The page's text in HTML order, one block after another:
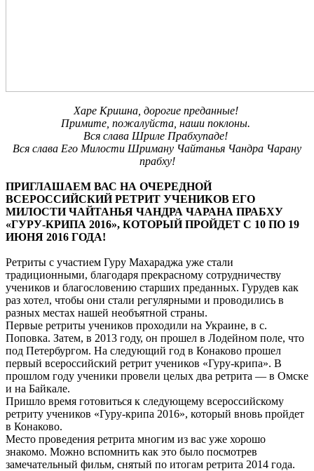
Харе Кришна, дорогие преданные!
Примите, пожалуйста, наши поклоны.
Вся слава Шриле Прабхупаде!
Вся слава Его Милости Шриману Чайтанья Чандра Чарану
прабху!
ПРИГЛАШАЕМ ВАС НА ОЧЕРЕДНОЙ
ВСЕРОССИЙСКИЙ РЕТРИТ УЧЕНИКОВ ЕГО
МИЛОСТИ ЧАЙТАНЬЯ ЧАНДРА ЧАРАНА ПРАБХУ
«ГУРУ-КРИПА 2016», КОТОРЫЙ ПРОЙДЕТ С 10 ПО 19
ИЮНЯ 2016 ГОДА!
Ретриты с участием Гуру Махараджа уже стали
традиционными, благодаря прекрасному сотрудничеству
учеников и благословению старших преданных. Гурудев как
раз хотел, чтобы они стали регулярными и проводились в
разных местах нашей необъятной страны.
Первые ретриты учеников проходили на Украине, в с.
Поповка. Затем, в 2013 году, он прошел в Лодейном поле, что
под Петербургом. На следующий год в Конаково прошел
первый всероссийский ретрит учеников «Гуру-крипа». В
прошлом году ученики провели целых два ретрита — в Омске
и на Байкале.
Пришло время готовиться к следующему всероссийскому
ретриту учеников «Гуру-крипа 2016», который вновь пройдет
в Конаково.
Место проведения ретрита многим из вас уже хорошо
знакомо. Можно вспомнить как это было посмотрев
замечательный фильм, снятый по итогам ретрита 2014 года.